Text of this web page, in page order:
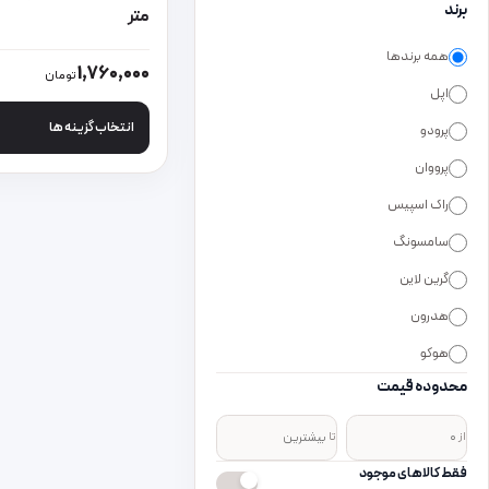
برند
همه برندها
اپل
پرودو
پرووان
راک اسپیس
سامسونگ
گرین لاین
هدرون
هوکو
محدوده قیمت
از تا
فقط کالاهای موجود
متر
1,760,000تومان
انتخاب گزینه ها
این محصول دارای